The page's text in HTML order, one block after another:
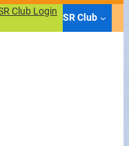
Club Login
SR Club